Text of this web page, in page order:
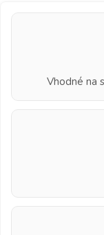
Vhodné na